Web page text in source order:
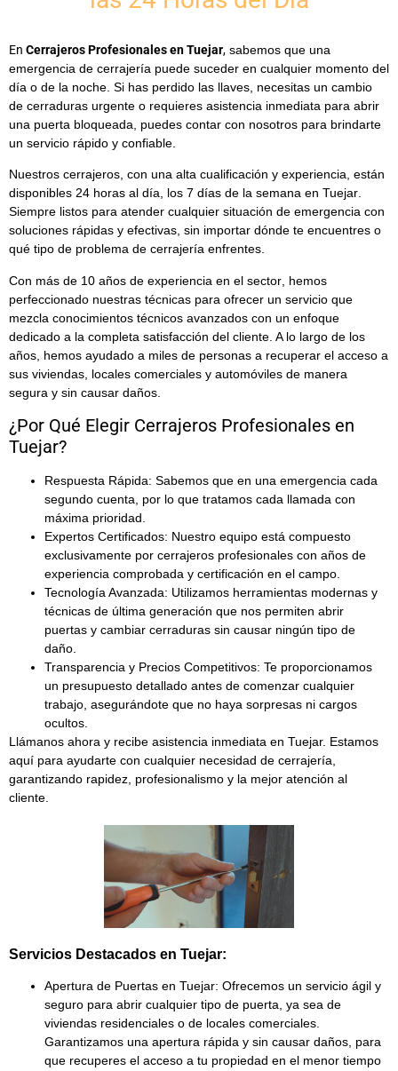
En Cerrajeros Profesionales en Tuejar, sabemos que una
emergencia de cerrajería puede suceder en cualquier momento del
día o de la noche. Si has perdido las llaves, necesitas un cambio
de cerraduras urgente o requieres asistencia inmediata para abrir
una puerta bloqueada, puedes contar con nosotros para brindarte
un servicio rápido y confiable.
Nuestros cerrajeros, con una alta cualificación y experiencia, están
disponibles 24 horas al día, los 7 días de la semana en Tuejar.
Siempre listos para atender cualquier situación de emergencia con
soluciones rápidas y efectivas, sin importar dónde te encuentres o
qué tipo de problema de cerrajería enfrentes.
Con más de 10 años de experiencia en el sector , hemos
perfeccionado nuestras técnicas para ofrecer un servicio que
mezcla conocimientos técnicos avanzados con un enfoque
dedicado a la completa satisfacción del cliente. A lo largo de los
años, hemos ayudado a miles de personas a recuperar el acceso a
sus viviendas, locales comerciales y automóviles de manera
segura y sin causar daños.
¿Por Qué Elegir Cerrajeros Profesionales en
Tuejar?
Respuesta Rápida: Sabemos que en una emergencia cada
segundo cuenta, por lo que tratamos cada llamada con
máxima prioridad.
Expertos Certificados: Nuestro equipo está compuesto
exclusivamente por cerrajeros profesionales con años de
experiencia comprobada y certificación en el campo.
Tecnología Avanzada: Utilizamos herramientas modernas y
técnicas de última generación que nos permiten abrir
puertas y cambiar cerraduras sin causar ningún tipo de
daño.
Transparencia y Precios Competitivos: Te proporcionamos
un presupuesto detallado antes de comenzar cualquier
trabajo, asegurándote que no haya sorpresas ni cargos
ocultos.
Llámanos ahora y recibe asistencia inmediata en Tuejar. Estamos
aquí para ayudarte con cualquier necesidad de cerrajería,
garantizando rapidez, profesionalismo y la mejor atención al
cliente.
Servicios Destacados en Tuejar:
Apertura de Puertas en Tuejar: Ofrecemos un servicio ágil y
seguro para abrir cualquier tipo de puerta, ya sea de
viviendas residenciales o de locales comerciales.
Garantizamos una apertura rápida y sin causar daños, para
que recuperes el acceso a tu propiedad en el menor tiempo